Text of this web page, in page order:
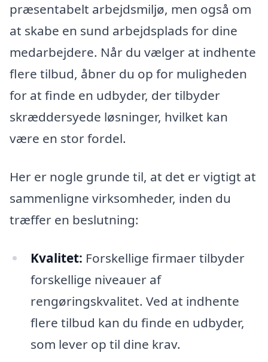
præsentabelt arbejdsmiljø, men også om
at skabe en sund arbejdsplads for dine
medarbejdere. Når du vælger at indhente
flere tilbud, åbner du op for muligheden
for at finde en udbyder, der tilbyder
skræddersyede løsninger, hvilket kan
være en stor fordel.
Her er nogle grunde til, at det er vigtigt at
sammenligne virksomheder, inden du
træffer en beslutning:
Kvalitet: Forskellige firmaer tilbyder
forskellige niveauer af
rengøringskvalitet. Ved at indhente
flere tilbud kan du finde en udbyder,
som lever op til dine krav.